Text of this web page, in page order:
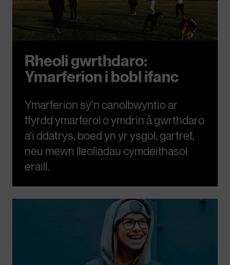
Rheoli gwrthdaro:
Ymarferion i bobl ifanc
Ymarferion sy'n canolbwyntio ar
ffyrdd ymarferol o ymdrin â gwrthdaro
a'i ddatrys, boed yn yr ysgol, gartref,
neu mewn lleoliadau cymdeithasol
eraill.